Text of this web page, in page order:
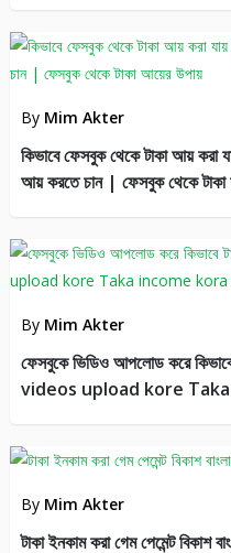
By Mim Akter
কিভাবে ফেসবুক থেকে টাকা আয় করা
আয় করতে চান | ফেসবুক থেকে
By Mim Akter
ফেসবুকে ভিডিও আপলোড করে
videos upload kore
By Mim Akter
টাকা ইনকাম করা গেম পেমেন্ট বিকাশ